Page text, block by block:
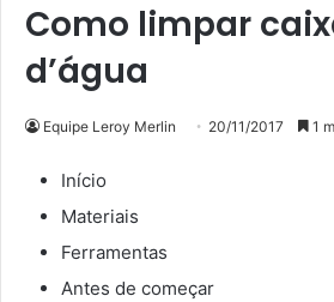
Como limpar
d’água
Equipe Leroy Merlin 20/11/2017 1
Início
Materiais
Ferramentas
Antes de começar